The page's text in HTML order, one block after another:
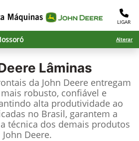
LIGAR
Alterar
Lâminas
da John Deere entregam
robusto, confiável e
alta produtividade ao
no Brasil, garantem a
técnica dos demais produtos
John Deere.